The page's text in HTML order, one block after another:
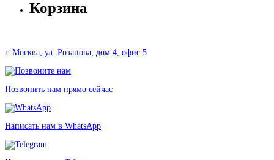
Корзина
г. Москва, ул. Розанова, дом 4, офис 5
Позвонить нам прямо сейчас
Написать нам в WhatsApp